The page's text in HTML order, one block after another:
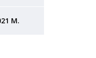
M.